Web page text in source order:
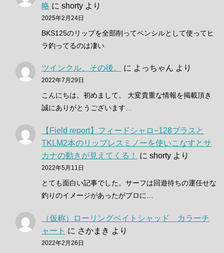
略 に shorty より
2025年2月24日
BKS125のリップを全部削ってペンシルとして使ってヒ
ラ釣ってるのは凄い
ツインクル、その後。 に よっちゃん より
2022年7月29日
こんにちは。初めまして。 大変貴重な情報を掲載頂き
誠にありがとうございます…
【Field report】フィードシャロ−128プラスと
TKLM2本のリップレスミノーを使いこなすとサ
カナの動きが見えてくる！
に shorty より
2022年5月11日
とても面白い記事でした。サーフは回遊待ちの運任せな
釣りのイメージがあったがプロに…
（仮称）ローリングベイトシャッド カラーチ
ャート に さかまき より
2022年2月26日